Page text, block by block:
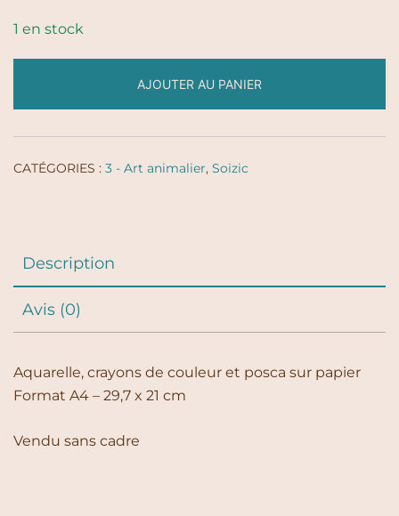
1 en stock
AJOUTER AU PANIER
CATÉGORIES : 3 - Art animalier, Soizic
Description
Avis (0)
Aquarelle, crayons de couleur et posca sur papier
Format A4 – 29,7 x 21 cm
Vendu sans cadre